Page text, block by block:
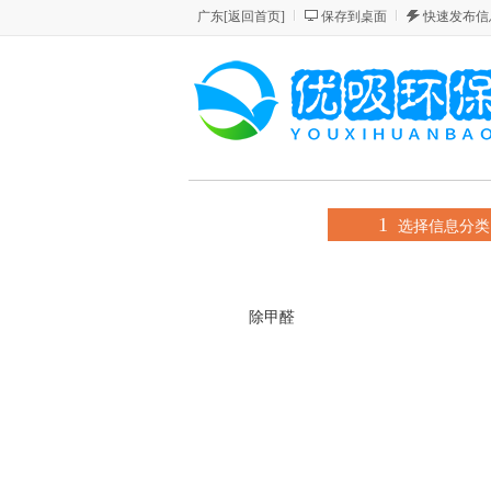
广东[返回首页] 保存到桌面 快速发布
1 选择信息分类
除甲醛